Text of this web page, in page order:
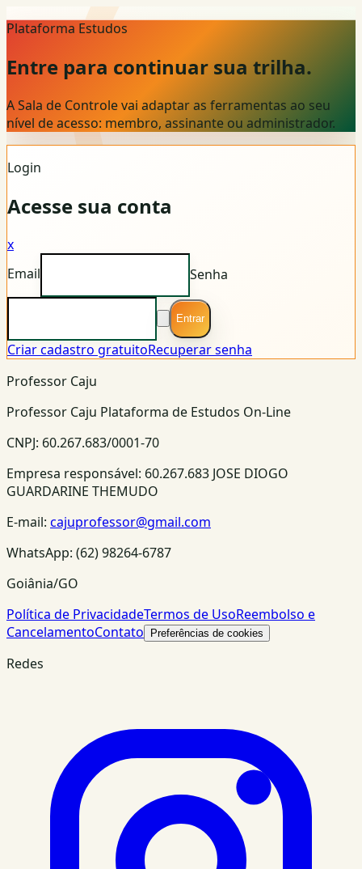
Plataforma Estudos
Entre para continuar sua trilha.
A Sala de Controle vai adaptar as ferramentas ao seu
nível de acesso: membro, assinante ou administrador.
Login
Acesse sua conta
x
Email
Senha
Entrar
Criar cadastro gratuitoRecuperar senha
Professor Caju
Professor Caju Plataforma de Estudos On-Line
CNPJ: 60.267.683/0001-70
Empresa responsável: 60.267.683 JOSE DIOGO
GUARDARINE THEMUDO
E-mail: cajuprofessor@gmail.com
WhatsApp: (62) 98264-6787
Goiânia/GO
Política de PrivacidadeTermos de UsoReembolso e
CancelamentoContato Preferências de cookies
Redes